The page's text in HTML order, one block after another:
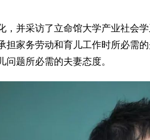
并采访了立命馆大学产业社会
家务劳动和育儿工作时所必需
题所必需的夫妻态度。